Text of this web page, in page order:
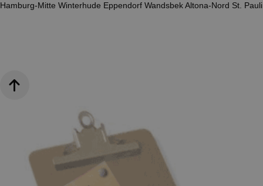
Hamburg-Mitte Winterhude Eppendorf WandsbekAltona-Nord St.